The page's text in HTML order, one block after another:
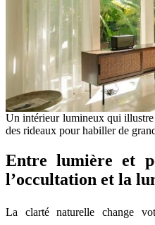
Un intérieur lumineux qui
des rideaux pour habiller de
Entre lumière et
l’occultation et la
La clarté naturelle change